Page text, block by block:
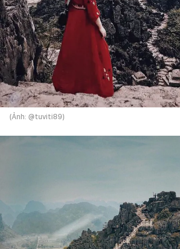
(Ảnh: @tuviti89)